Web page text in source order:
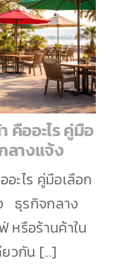
คืออะไร คู่มือ
ลางแจ้ง
ะไร คู่มือเลือก
ธุรกิจกลาง
หรือร้านค้าใน
วกัน [...]